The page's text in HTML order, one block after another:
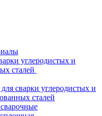
углеродистых и
сталей
сварки углеродистых и
сталей